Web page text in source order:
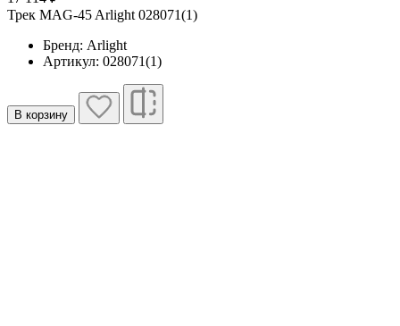
Трек MAG-45 Arlight 028071(1)
Бренд: Arlight
Артикул: 028071(1)
В корзину